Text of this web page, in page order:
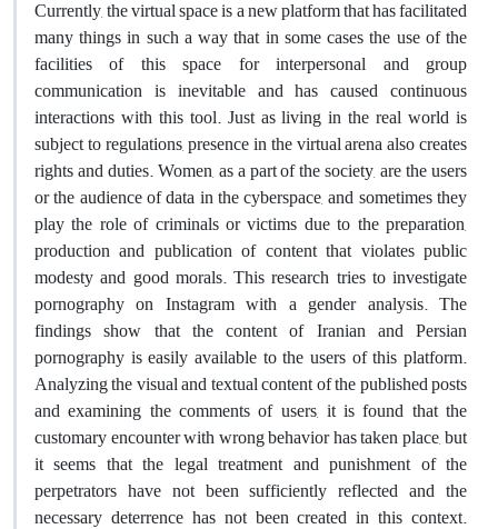
Currently, the virtual space is a new platform that has facilitated
many things in such a way that in some cases the use of the
facilities of this space for interpersonal and group
communication is inevitable and has caused continuous
interactions with this tool. Just as living in the real world is
subject to regulations, presence in the virtual arena also creates
rights and duties. Women, as a part of the society, are the users
or the audience of data in the cyberspace, and sometimes they
play the role of criminals or victims due to the preparation,
production and publication of content that violates public
modesty and good morals. This research tries to investigate
pornography on Instagram with a gender analysis. The
findings show that the content of Iranian and Persian
pornography is easily available to the users of this platform.
Analyzing the visual and textual content of the published posts
and examining the comments of users, it is found that the
customary encounter with wrong behavior has taken place, but
it seems that the legal treatment and punishment of the
perpetrators have not been sufficiently reflected and the
necessary deterrence has not been created in this context.